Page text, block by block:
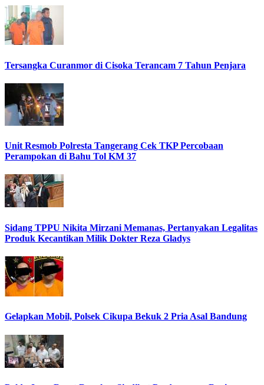
Tersangka Curanmor di Cisoka Terancam 7 Tahun Penjara
Unit Resmob Polresta Tangerang Cek TKP Percobaan
Perampokan di Bahu Tol KM 37
Sidang TPPU Nikita Mirzani Memanas, Pertanyakan Legalitas
Produk Kecantikan Milik Dokter Reza Gladys
Gelapkan Mobil, Polsek Cikupa Bekuk 2 Pria Asal Bandung